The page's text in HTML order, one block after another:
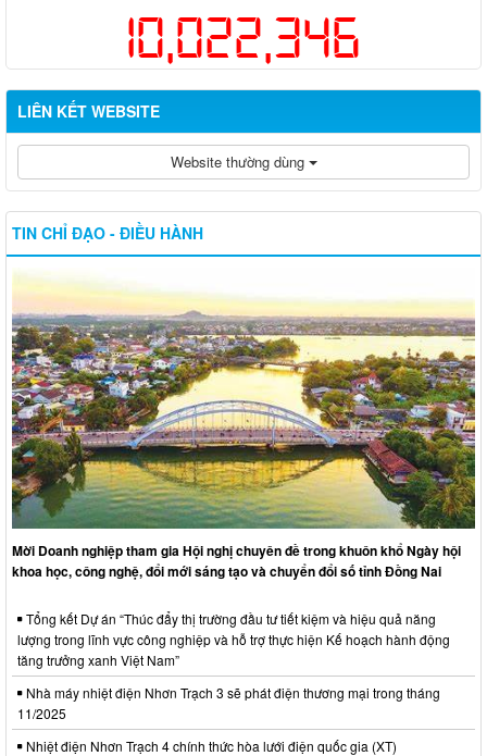
10,022,346
LIÊN KẾT WEBSITE
Website thường dùng
TIN CHỈ ĐẠO - ĐIỀU HÀNH
Mời Doanh nghiệp tham gia Hội nghị chuyên đề trong khuôn khổ Ngày hội
khoa học, công nghệ, đổi mới sáng tạo và chuyển đổi số tỉnh Đồng Nai
Tổng kết Dự án “Thúc đẩy thị trường đầu tư tiết kiệm và hiệu quả năng
lượng trong lĩnh vực công nghiệp và hỗ trợ thực hiện Kế hoạch hành động
tăng trưởng xanh Việt Nam”
Nhà máy nhiệt điện Nhơn Trạch 3 sẽ phát điện thương mại trong tháng
11/2025
Nhiệt điện Nhơn Trạch 4 chính thức hòa lưới điện quốc gia (XT)